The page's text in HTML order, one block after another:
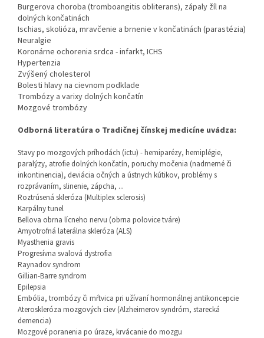
Burgerova choroba (tromboangitis obliterans), zápaly žíl na
dolných končatinách
Ischias, skolióza, mravčenie a brnenie v končatinách (parastézia)
Neuralgie
Koronárne ochorenia srdca - infarkt, ICHS
Hypertenzia
Zvýšený cholesterol
Bolesti hlavy na cievnom podklade
Trombózy a varixy dolných končatín
Mozgové trombózy
Odborná literatúra o Tradičnej čínskej medicíne uvádza:
Stavy po mozgových príhodách (ictu) - hemiparézy, hemiplégie,
paralýzy, atrofie dolných končatín, poruchy močenia (nadmerné či
inkontinencia), deviácia očných a ústnych kútikov, problémy s
rozprávaním, slinenie, zápcha, ...
Roztrúsená skleróza (Multiplex sclerosis)
Karpálny tunel
Bellova obrna lícneho nervu (obrna polovice tváre)
Amyotrofná laterálna skleróza (ALS)
Myasthenia gravis
Progresívna svalová dystrofia
Raynadov syndrom
Gillian-Barre syndrom
Epilepsia
Embólia, trombózy či mŕtvica pri užívaní hormonálnej antikoncepcie
Ateroskleróza mozgových ciev (Alzheimerov syndróm, starecká
demencia)
Mozgové poranenia po úraze, krvácanie do mozgu